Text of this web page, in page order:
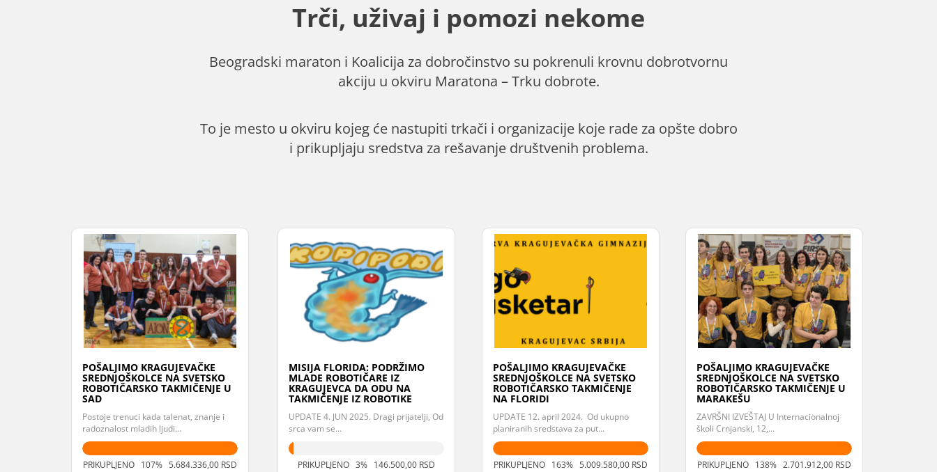
Trči, uživaj i pomozi nekome
Beogradski maraton i Koalicija za dobročinstvo su pokrenuli krovnu dobrotvornu
akciju u okviru Maratona – Trku dobrote.
To je mesto u okviru kojeg će nastupiti trkači i organizacije koje rade za opšte dobro
i prikupljaju sredstva za rešavanje društvenih problema.
POŠALJIMO KRAGUJEVAČKE
SREDNJOŠKOLCE NA SVETSKO
ROBOTIČARSKO TAKMIČENJE U
SAD
Postoje trenuci kada talenat, znanje i
radoznalost mladih ljudi...
PRIKUPLJENO 107% 5.684.336,00 RSD
MISIJA FLORIDA: PODRŽIMO
MLADE ROBOTIČARE IZ
KRAGUJEVCA DA ODU NA
TAKMIČENJE IZ ROBOTIKE
UPDATE 4. JUN 2025. Dragi prijatelji, Od
srca vam se...
PRIKUPLJENO 3% 146.500,00 RSD
POŠALJIMO KRAGUJEVAČKE
SREDNJOŠKOLCE NA SVETSKO
ROBOTIČARSKO TAKMIČENJE
NA FLORIDI
UPDATE 12. april 2024. Od ukupno
planiranih sredstava za put...
PRIKUPLJENO 163% 5.009.580,00 RSD
POŠALJIMO KRAGUJEVAČKE
SREDNJOŠKOLCE NA SVETSKO
ROBOTIČARSKO TAKMIČENJE U
MARAKEŠU
ZAVRŠNI IZVEŠTAJ U Internacionalnoj
školi Crnjanski, 12,...
PRIKUPLJENO 138% 2.701.912,00 RSD